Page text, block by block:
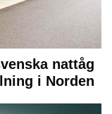
nattåg
i Norden